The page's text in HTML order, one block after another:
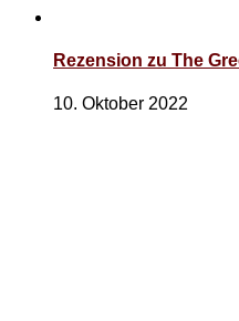
Rezension zu The
10. Oktober 2022